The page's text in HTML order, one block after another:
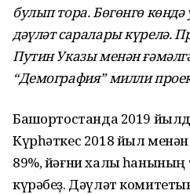
булып тора. Бөгөнгө көндә
дәүләт саралары күрелә.
Путин Указы менән
“Демография” милли
Башҡортостанда 2019
Күрһәткес 2018 йыл
89%, йәғни халыҡ һанының
күрәбеҙ. Дәүләт